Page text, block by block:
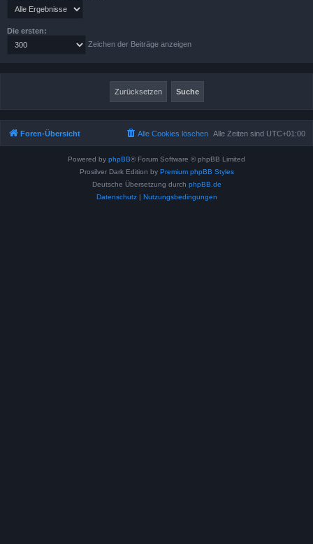
Die ersten:
Zeichen der Beiträge anzeigen
Foren-Übersicht Alle Zeiten sind UTC+01:00
Alle Cookies löschen
Powered by phpBB® Forum Software © phpBB Limited
Prosilver Dark Edition by Premium phpBB Styles
Deutsche Übersetzung durch phpBB.de
Datenschutz| Nutzungsbedingungen